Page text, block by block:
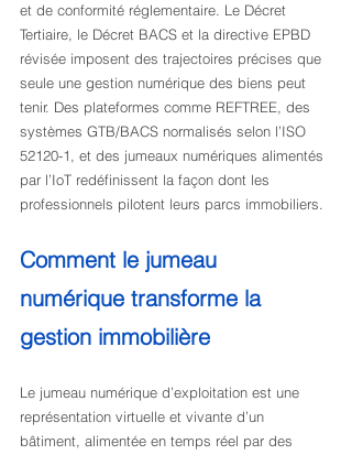
et de conformité réglementaire. Le Décret
Tertiaire, le Décret BACS et la directive EPBD
révisée imposent des trajectoires précises que
seule une gestion numérique des biens peut
tenir. Des plateformes comme REFTREE, des
systèmes GTB/BACS normalisés selon l’ISO
52120-1, et des jumeaux numériques alimentés
par l’IoT redéfinissent la façon dont les
professionnels pilotent leurs parcs immobiliers.
Comment le jumeau
numérique transforme la
gestion immobilière
Le jumeau numérique d’exploitation est une
représentation virtuelle et vivante d’un
bâtiment, alimentée en temps réel par des